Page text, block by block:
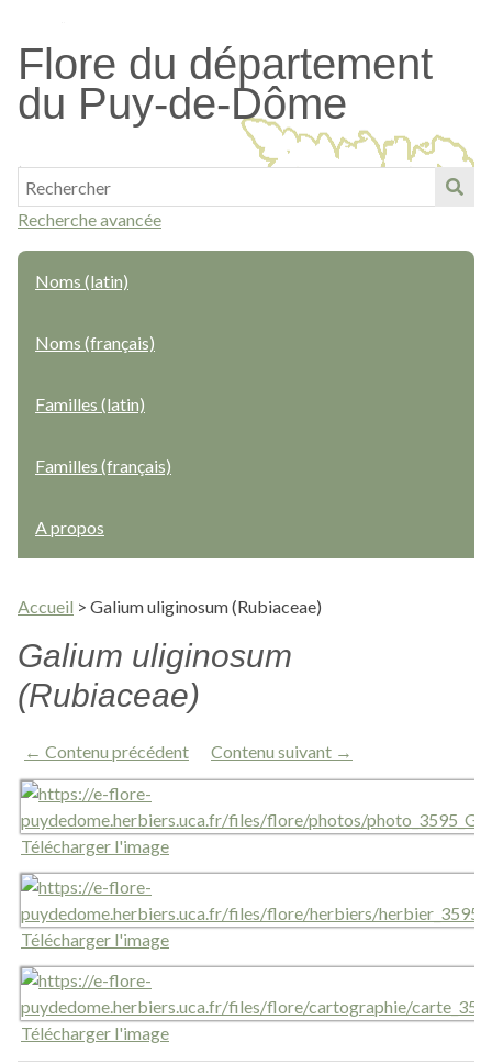
contenu
principal
Flore du département
du Puy-de-Dôme
Recherche avancée
Noms (latin)
Noms (français)
Familles (latin)
Familles (français)
A propos
Accueil > Galium uliginosum (Rubiaceae)
Galium uliginosum
(Rubiaceae)
← Contenu précédent Contenu suivant →
Télécharger l'image
Télécharger l'image
Télécharger l'image